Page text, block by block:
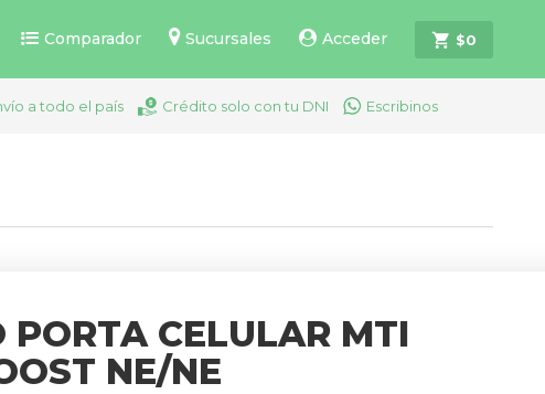
Comparador Sucursales Acceder $0
a todo el país Crédito solo con tu DNI Escribinos
PORTA CELULAR MTI
NE/NE